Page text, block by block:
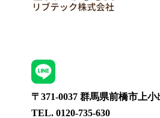
〒371-0037 群馬県前橋市上
TEL. 0120-735-630